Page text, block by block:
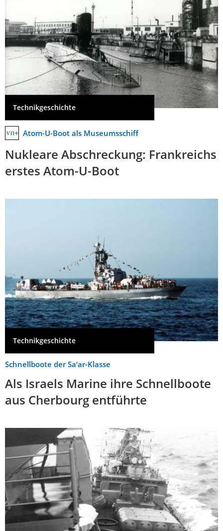
Technikgeschichte
Atom-U-Boot als Museumsschiff
Nukleare Abschreckung: Frankreichs
erstes Atom-U-Boot
Technikgeschichte
Schnellboote der Sa‘ar-Klasse
Als Israels Marine ihre Schnellboote
aus Cherbourg entführte